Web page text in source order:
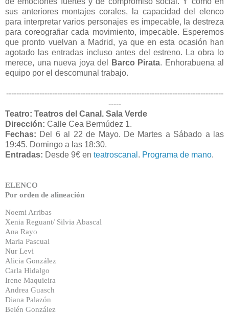
sus anteriores montajes corales, la capacidad del elenco
para interpretar varios personajes es impecable, la destreza
para coreografiar cada movimiento, impecable. Esperemos
que pronto vuelvan a Madrid, ya que en esta ocasión han
agotado las entradas incluso antes del estreno. La obra lo
merece, una nueva joya del
Barco Pirata. Enhorabuena al
equipo por el descomunal trabajo.
-------------------------------------------------------------------------------------
-----
Teatro: Teatros del Canal. Sala Verde
Dirección: Calle Cea Bermúdez 1.
Fechas: Del 6 al 22 de Mayo. De Martes a Sábado a las
19:45. Domingo a las 18:30.
Entradas: Desde 9€ en teatroscanal . Programa de mano.
ELENCO
Por orden de alineación
Noemi Arribas
Xenia Reguant/ Silvia Abascal
Ana Rayo
Maria Pascual
Nur Levi
Alicia González
Carla Hidalgo
Irene Maquieira
Andrea Guasch
Diana Palazón
Belén González